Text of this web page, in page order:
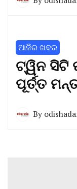
ଆଜିର ଖବର
ଟ୍ୱିନ ସିଟି
ପୂର୍ତ୍ତ
By